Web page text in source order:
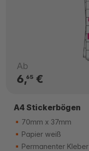
Ab
6,65€
A4 Stickerbögen
70mm x 37mm
Papier weiß
Permanenter Kleber